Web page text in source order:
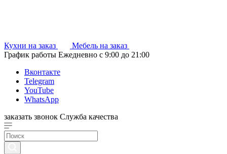
Кухни на заказ
Мебель на заказ
График работы Ежедневно с 9:00 до 21:00
Вконтакте
Telegram
YouTube
WhatsApp
заказать звонок Служба качества